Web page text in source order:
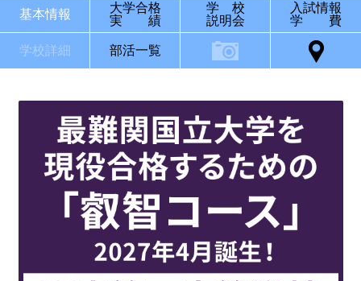
基本情報
大学合格
実 績
学 校
説明会
入試情報
学 費
学校詳細 部活一覧